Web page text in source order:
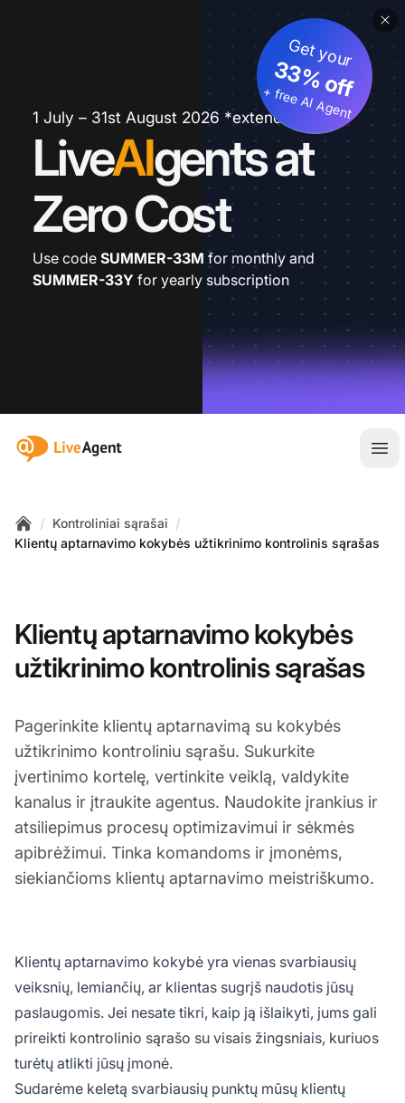
1 July – 31st August 2026 *extended
LiveAIgents at
Zero Cost
Get your
33% off
+ free AI Agent
Use code SUMMER-33M for monthly and
SUMMER-33Y for yearly subscription
:site.title
Home
/ Kontroliniai sąrašai /
Klientų aptarnavimo kokybės užtikrinimo kontrolinis sąrašas
Klientų aptarnavimo kokybės
užtikrinimo kontrolinis sąrašas
Pagerinkite klientų aptarnavimą su kokybės
užtikrinimo kontroliniu sąrašu. Sukurkite
įvertinimo kortelę, vertinkite veiklą, valdykite
kanalus ir įtraukite agentus. Naudokite įrankius ir
atsiliepimus procesų optimizavimui ir sėkmės
apibrėžimui. Tinka komandoms ir įmonėms,
siekiančioms klientų aptarnavimo meistriškumo.
Klientų aptarnavimo kokybė yra vienas svarbiausių
veiksnių, lemiančių, ar klientas sugrįš naudotis jūsų
paslaugomis. Jei nesate tikri, kaip ją išlaikyti, jums gali
prireikti kontrolinio sąrašo su visais žingsniais, kuriuos
turėtų atlikti jūsų įmonė.
Sudarėme keletą svarbiausių punktų mūsų klientų